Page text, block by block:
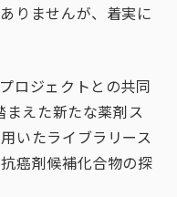
りませんが、着実に
ロジェクトとの共同
えた新たな薬剤ス
いたライブラリース
癌剤候補化合物の探